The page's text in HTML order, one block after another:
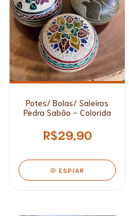
Potes/ Bolas/ Saleiros
Pedra Sabão - Colorida
R$29,90
ESPIAR